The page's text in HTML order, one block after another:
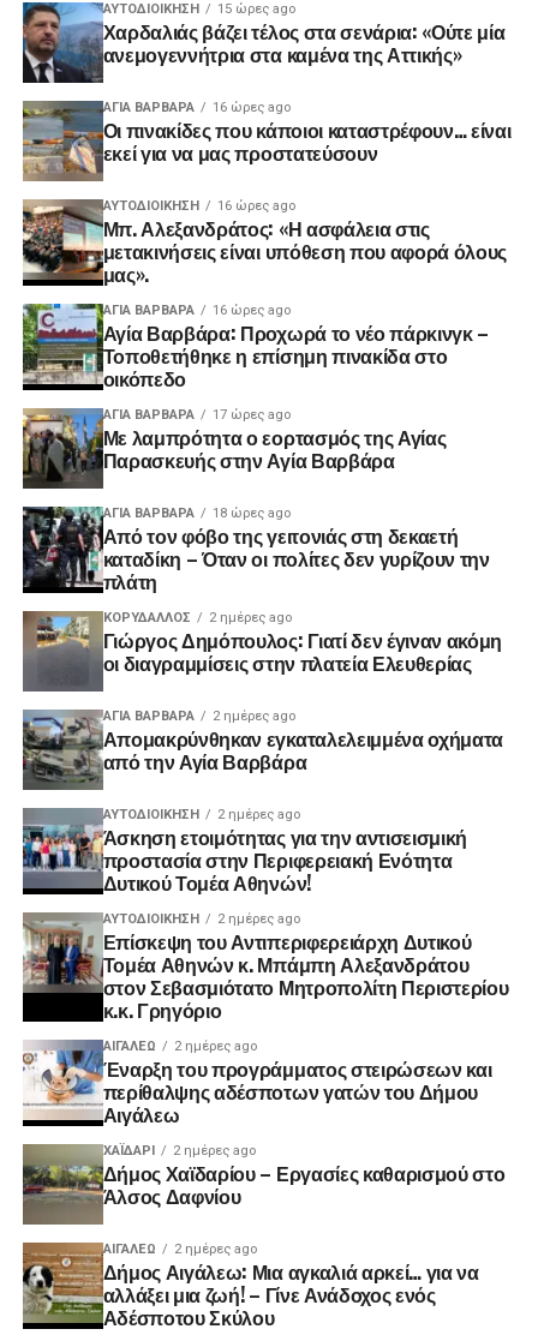
ΑΥΤΟΔΙΟΊΚΗΣΗ 15 ώρες ago
Χαρδαλιάς βάζει τέλος στα σενάρια: «Ούτε μία
ανεμογεννήτρια στα καμένα της Αττικής»
ΑΓΙΑ ΒΑΡΒΑΡΑ 16 ώρες ago
Οι πινακίδες που κάποιοι καταστρέφουν… είναι
εκεί για να μας προστατεύσουν
ΑΥΤΟΔΙΟΊΚΗΣΗ 16 ώρες ago
Μπ. Αλεξανδράτος: «Η ασφάλεια στις
μετακινήσεις είναι υπόθεση που αφορά όλους
μας».
ΑΓΙΑ ΒΑΡΒΑΡΑ 16 ώρες ago
Αγία Βαρβάρα: Προχωρά το νέο πάρκινγκ –
Τοποθετήθηκε η επίσημη πινακίδα στο
οικόπεδο
ΑΓΙΑ ΒΑΡΒΑΡΑ 17 ώρες ago
Με λαμπρότητα ο εορτασμός της Αγίας
Παρασκευής στην Αγία Βαρβάρα
ΑΓΙΑ ΒΑΡΒΑΡΑ 18 ώρες ago
Από τον φόβο της γειτονιάς στη δεκαετή
καταδίκη – Όταν οι πολίτες δεν γυρίζουν την
πλάτη
ΚΟΡΥΔΑΛΛΟΣ 2 ημέρες ago
Γιώργος Δημόπουλος: Γιατί δεν έγιναν ακόμη
οι διαγραμμίσεις στην πλατεία Ελευθερίας
ΑΓΙΑ ΒΑΡΒΑΡΑ 2 ημέρες ago
Απομακρύνθηκαν εγκαταλελειμμένα οχήματα
από την Αγία Βαρβάρα
ΑΥΤΟΔΙΟΊΚΗΣΗ 2 ημέρες ago
Άσκηση ετοιμότητας για την αντισεισμική
προστασία στην Περιφερειακή Ενότητα
Δυτικού Τομέα Αθηνών!
ΑΥΤΟΔΙΟΊΚΗΣΗ 2 ημέρες ago
Επίσκεψη του Αντιπεριφερειάρχη Δυτικού
Τομέα Αθηνών κ. Μπάμπη Αλεξανδράτου
στον Σεβασμιότατο Μητροπολίτη Περιστερίου
κ.κ. Γρηγόριο
ΑΙΓΑΛΕΩ 2 ημέρες ago
Έναρξη του προγράμματος στειρώσεων και
περίθαλψης αδέσποτων γατών του Δήμου
Αιγάλεω
ΧΑΪΔΑΡΙ 2 ημέρες ago
Δήμος Χαϊδαρίου – Εργασίες καθαρισμού στο
Άλσος Δαφνίου
ΑΙΓΑΛΕΩ 2 ημέρες ago
Δήμος Αιγάλεω: Μια αγκαλιά αρκεί… για να
αλλάξει μια ζωή! – Γίνε Ανάδοχος ενός
Αδέσποτου Σκύλου